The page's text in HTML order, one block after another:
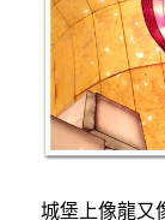
城堡上像龍又